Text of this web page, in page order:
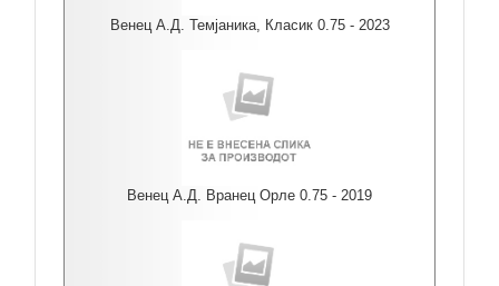
Венец А.Д. Темјаника, Класик 0.75 - 2023
Венец А.Д. Вранец Орле 0.75 - 2019